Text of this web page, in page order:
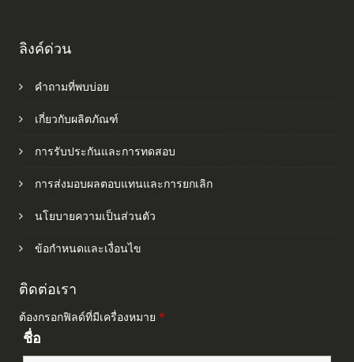
ลิงค์ด่วน
คำถามที่พบบ่อย
เกี่ยวกับผลิตภัณฑ์
การรับประกันและการทดสอบ
การส่งมอบผลตอบแทนและการยกเลิก
นโยบายความเป็นส่วนตัว
ข้อกำหนดและเงื่อนไข
ติดต่อเรา
ต้องกรอกฟิลด์ที่มีเครื่องหมาย *
ชื่อ